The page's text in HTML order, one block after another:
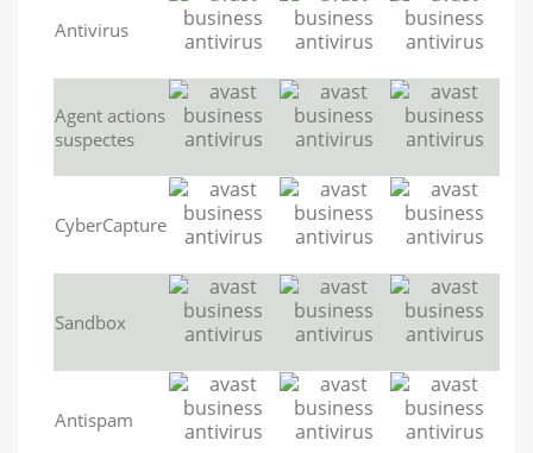
Antivirus
Agent actions
suspectes
CyberCapture
Sandbox
Antispam